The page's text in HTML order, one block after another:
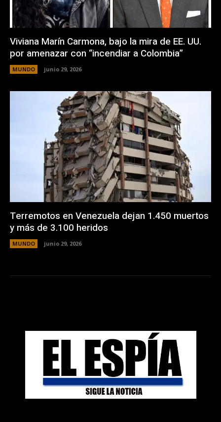
Viviana Marín Carmona, bajo la mira de EE. UU.
por amenazar con “incendiar a Colombia”
MUNDO junio 29, 2026
Terremotos en Venezuela dejan 1.450 muertos
y más de 3.100 heridos
MUNDO junio 29, 2026